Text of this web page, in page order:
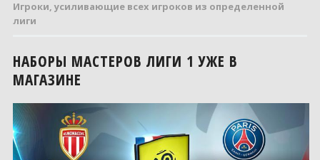
Игроки, усиливающие всех игроков из определенной
лиги
НАБОРЫ МАСТЕРОВ ЛИГИ 1 УЖЕ В
МАГАЗИНЕ